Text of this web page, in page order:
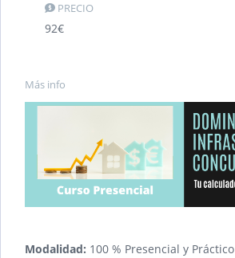
PRECIO
92€
Más info
Modalidad: 100 % Presencial y Práctico